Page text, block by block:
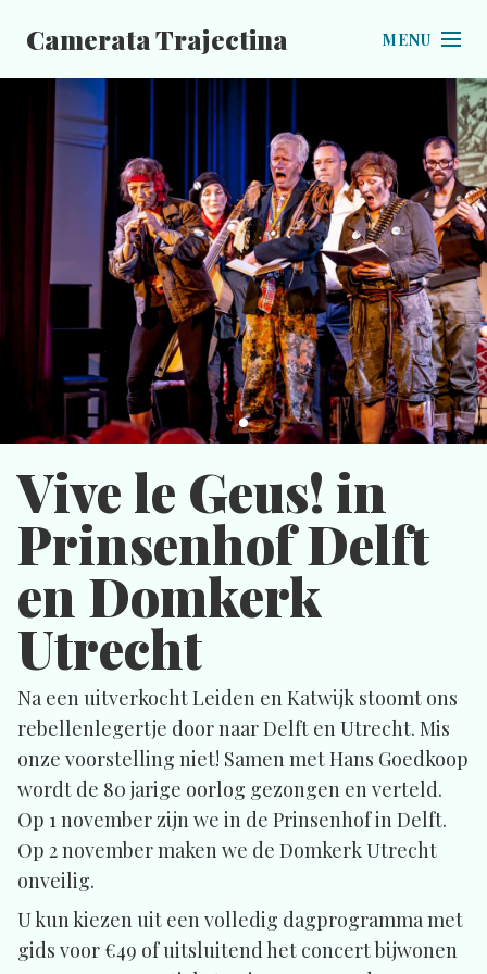
Camerata Trajectina MENU
Vive le Geus! in
Prinsenhof Delft
en Domkerk
Utrecht
Na een uitverkocht Leiden en Katwijk stoomt ons
rebellenlegertje door naar Delft en Utrecht. Mis
onze voorstelling niet! Samen met Hans Goedkoop
wordt de 80 jarige oorlog gezongen en verteld.
Op 1 november zijn we in de Prinsenhof in Delft.
Op 2 november maken we de Domkerk Utrecht
onveilig.
U kun kiezen uit een volledig dagprogramma met
gids voor €49 of uitsluitend het concert bijwonen